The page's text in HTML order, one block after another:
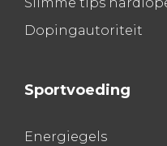
Dopingautoriteit
Sportvoeding
Energiegels